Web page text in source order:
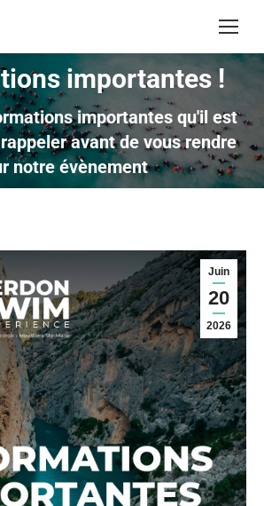
importantes !
importantes qu'il est
avant de vous rendre
notre évènement
Vous êtes ici :
Juin
20
2026